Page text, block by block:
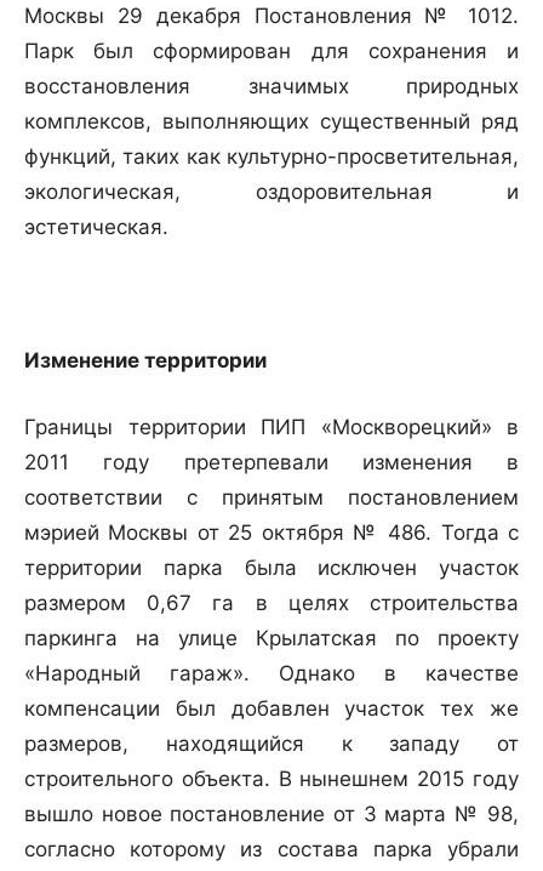
Москвы 29 декабря Постановления № 1012.
Парк был сформирован для сохранения и
восстановления значимых природных
комплексов, выполняющих существенный ряд
функций, таких как культурно-просветительная,
экологическая, оздоровительная и
эстетическая.
Изменение территории
Границы территории ПИП «Москворецкий» в
2011 году претерпевали изменения в
соответствии с принятым постановлением
мэрией Москвы от 25 октября № 486. Тогда с
территории парка была исключен участок
размером 0,67 га в целях строительства
паркинга на улице Крылатская по проекту
«Народный гараж». Однако в качестве
компенсации был добавлен участок тех же
размеров, находящийся к западу от
строительного объекта. В нынешнем 2015 году
вышло новое постановление от 3 марта № 98,
согласно которому из состава парка убрали